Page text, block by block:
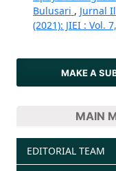
Bulusari , Jurnal
(2021): JIEI : Vol.
MAKE A
MAIN
EDITORIAL TEAM